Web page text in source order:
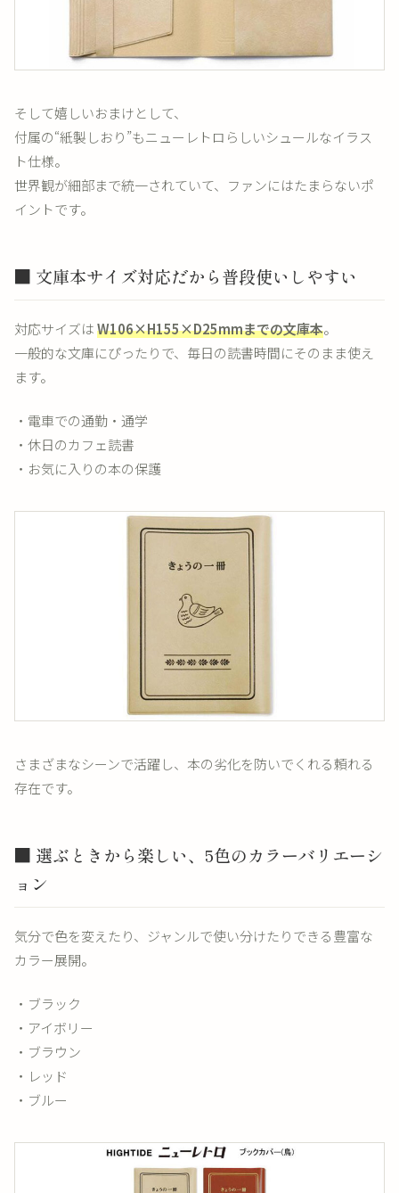
そして嬉しいおまけとして、
付属の“紙製しおり”もニューレトロらしいシュールなイラス
ト仕様。
世界観が細部まで統一されていて、ファンにはたまらないポ
イントです。
■ 文庫本サイズ対応だから普段使いしやすい
対応サイズはW106×H155×D25mmまでの文庫本。
一般的な文庫にぴったりで、毎日の読書時間にそのまま使え
ます。
・電車での通勤・通学
・休日のカフェ読書
・お気に入りの本の保護
さまざまなシーンで活躍し、本の劣化を防いでくれる頼れる
存在です。
■ 選ぶときから楽しい、5色のカラーバリエーシ
ョン
気分で色を変えたり、ジャンルで使い分けたりできる豊富な
カラー展開。
・ブラック
・アイボリー
・ブラウン
・レッド
・ブルー